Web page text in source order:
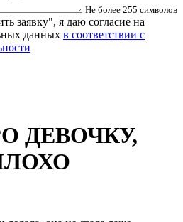
Не более 255 символов
заявку", я даю согласие на
данных в соответствии с
ДЕВОЧКУ,